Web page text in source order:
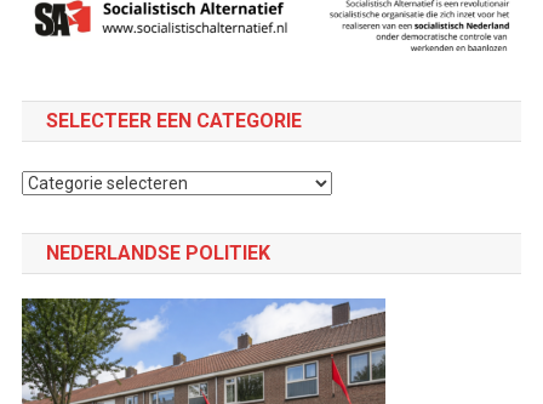
SELECTEER EEN CATEGORIE
Selecteer
categorie
NEDERLANDSE POLITIEK